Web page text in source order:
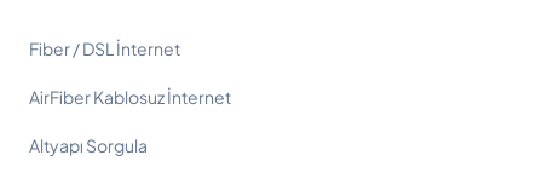
Fiber / DSL İnternet
AirFiber Kablosuz İnternet
Altyapı Sorgula